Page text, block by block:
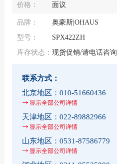
价格： 面议
品牌：
奥豪斯|OHAUS
型号：
SPX422ZH
库存状态： 现货促销/请电话咨询
联系方式：
北京地区： 010-51660436
显示全部公司详情
天津地区： 022-89882966
显示全部公司详情
山东地区： 0531-87586779
显示全部公司详情